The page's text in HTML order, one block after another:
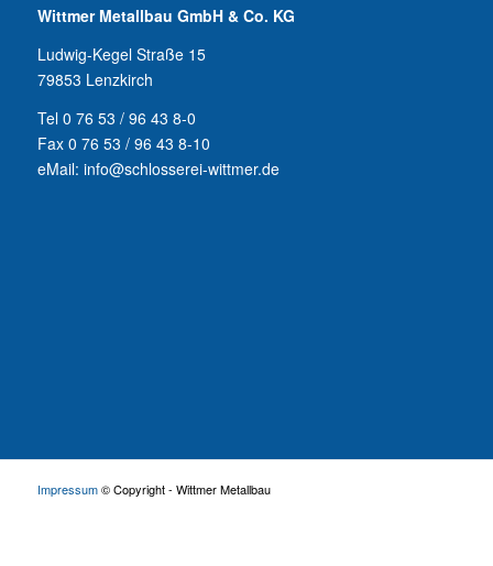
Wittmer Metallbau GmbH & Co. KG
Ludwig-Kegel Straße 15
79853 Lenzkirch
Tel 0 76 53 / 96 43 8-0
Fax 0 76 53 / 96 43 8-10
eMail: info@schlosserei-wittmer.de
Impressum© Copyright - Wittmer Metallbau